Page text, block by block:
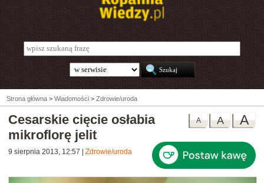
Strona główna > Wiadomości > Zdrowie/uroda
A
A
A
Cesarskie cięcie osłabia
mikroflorę jelit
9 sierpnia 2013, 12:57 Zdrowie/uroda